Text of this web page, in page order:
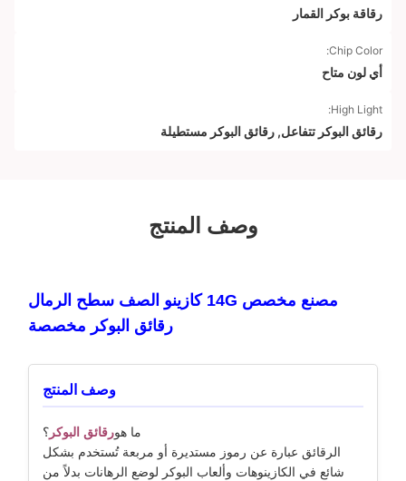
رقاقة بوكر القمار
Chip Color:
أي لون متاح
High Light:
رقائق البوكر تتفاعل, رقائق البوكر مستطيلة
وصف المنتج
مصنع مخصص 14G كازينو الصف سطح الرمال
رقائق البوكر مخصصة
وصف المنتج
ما هورقائق البوكر ؟
الرقائق عبارة عن رموز مستديرة أو مربعة تُستخدم بشكل
شائع في الكازينوهات وألعاب البوكر لوضع الرهانات بدلاً من